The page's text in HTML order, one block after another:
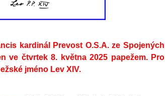
kardinál Prevost O.S.A. ze Spojených
ve čtvrtek 8. května 2025 papežem. Pro
jméno Lev XIV.